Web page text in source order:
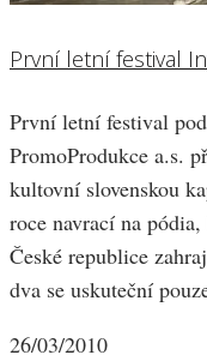
První letní festival
První letní festival
PromoProdukce a.s.
kultovní slovenskou
roce navrací na
České republice
dva se uskuteční
26/03/2010